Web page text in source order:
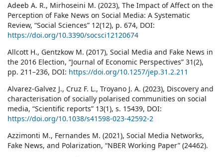
Adeeb A. R., Mirhoseini M. (2023), The Impact of Affect on the
Perception of Fake News on Social Media: A Systematic
Review, “Social Sciences” 12(12), p. 674, DOI:
https://doi.org/10.3390/socsci12120674
Allcott H., Gentzkow M. (2017), Social Media and Fake News in
the 2016 Election, “Journal of Economic Perspectives” 31(2),
pp. 211–236, DOI: https://doi.org/10.1257/jep.31.2.211
Alvarez-Galvez J., Cruz F. L., Troyano J. A. (2023), Discovery and
characterisation of socially polarised communities on social
media, “Scientific reports” 13(1), s. 15439, DOI:
https://doi.org/10.1038/s41598-023-42592-2
Azzimonti M., Fernandes M. (2021), Social Media Networks,
Fake News, and Polarization, “NBER Working Paper” (24462).